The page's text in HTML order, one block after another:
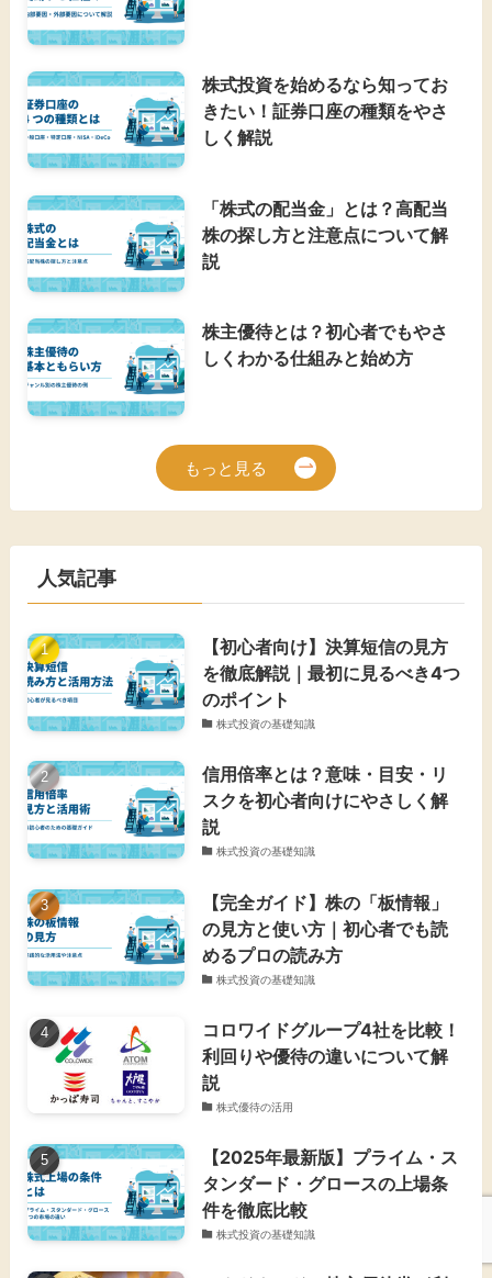
株式投資を始めるなら知ってお
きたい！証券口座の種類をやさ
しく解説
「株式の配当金」とは？高配当
株の探し方と注意点について解
説
株主優待とは？初心者でもやさ
しくわかる仕組みと始め方
もっと見る
人気記事
【初心者向け】決算短信の見方
を徹底解説｜最初に見るべき4つ
のポイント
株式投資の基礎知識
信用倍率とは？意味・目安・リ
スクを初心者向けにやさしく解
説
株式投資の基礎知識
【完全ガイド】株の「板情報」
の見方と使い方｜初心者でも読
めるプロの読み方
株式投資の基礎知識
コロワイドグループ4社を比較！
利回りや優待の違いについて解
説
株式優待の活用
【2025年最新版】プライム・ス
タンダード・グロースの上場条
件を徹底比較
株式投資の基礎知識